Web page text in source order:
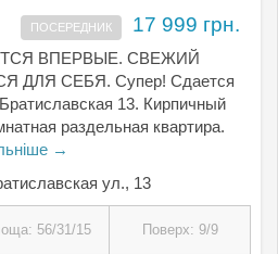
ПОСЕРЕДНИК 17 999 грн.
ВПЕРВЫЕ. СВЕЖИЙ
ДЛЯ СЕБЯ. Супер! Сдается
13. Кирпичный
раздельная квартира.
→
ул., 13
56/31/15 Поверх: 9/9